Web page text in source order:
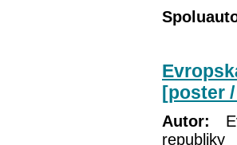
[poster
Autor:
republiky